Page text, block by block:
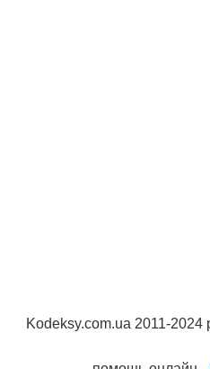
Kodeksy.com.ua 2011-2024